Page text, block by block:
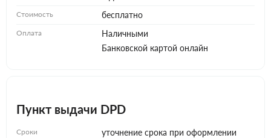
Стоимость бесплатно
Оплата
Наличными
Банковской картой онлайн
Пункт выдачи DPD
Сроки уточнение срока при оформлении